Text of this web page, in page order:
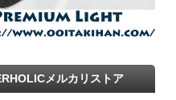
メルカリストア